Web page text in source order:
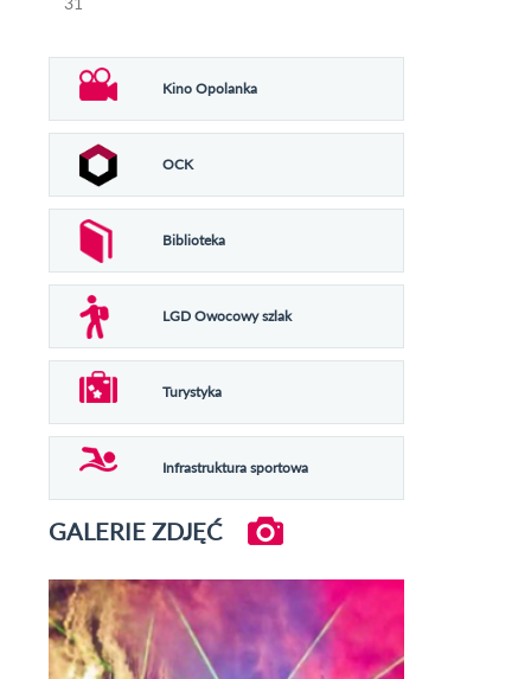
Kino Opolanka
OCK
Biblioteka
LGD Owocowy szlak
Turystyka
Infrastruktura sportowa
GALERIE ZDJĘĆ